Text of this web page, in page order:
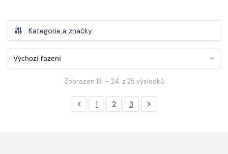
Kategorie a značky
Zobrazen 13. – 24. z 25 výsledků
1 2 3